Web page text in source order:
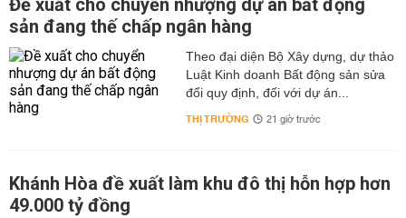
Đề xuất cho chuyển nhượng dự án bất động
sản đang thế chấp ngân hàng
Theo đại diện Bộ Xây dựng, dự thảo
Luật Kinh doanh Bất động sản sửa
đổi quy định, đối với dự án...
THỊ TRƯỜNG 21 giờ trước
Khánh Hòa đề xuất làm khu đô thị hỗn hợp hơn
49.000 tỷ đồng